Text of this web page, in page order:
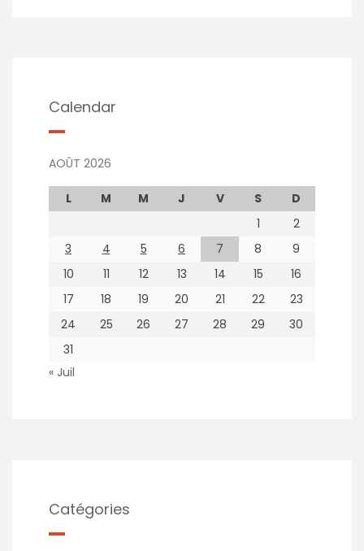
Calendar
AOÛT 2026
L M M J V S
D
1
2
3
4 5 6 7 8
9
10
11 12 13 14 15
16
17
18 19 20 21 22
23
24
25 26 27 28 29
30
31
« Juil
Catégories